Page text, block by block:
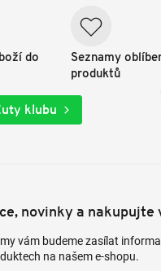
do
Seznamy
produktů
klubu
novinky a nakupujte
vám budeme zasílat
na našem e-shopu.